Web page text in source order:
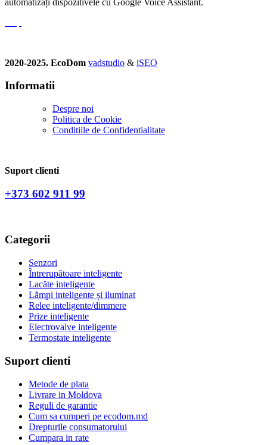
2020-2025. EcoDom vadstudio & iSEO
Informatii
Despre noi
Politica de Сookie
Conditiile de Confidentialitate
Suport clienti
+373 602 911 99
Categorii
Senzori
Întrerupătoare inteligente
Lacăte inteligente
Lămpi inteligente și iluminat
Relee inteligente/dimmere
Prize inteligente
Electrovalve inteligente
Termostate inteligente
Suport clienti
Metode de plata
Livrare in Moldova
Reguli de garantie
Cum sa cumperi pe ecodom.md
Drepturile consumatorului
Cumpara in rate